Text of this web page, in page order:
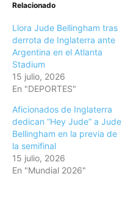
Relacionado
Llora Jude Bellingham tras
derrota de Inglaterra ante
Argentina en el Atlanta
Stadium
15 julio, 2026
En "DEPORTES"
Aficionados de Inglaterra
dedican “Hey Jude” a Jude
Bellingham en la previa de
la semifinal
15 julio, 2026
En "Mundial 2026"